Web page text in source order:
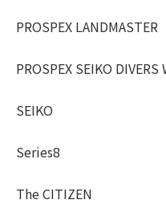
PROSPEX LANDMASTER
PROSPEX SEIKO DIVERS
SEIKO
Series8
The CITIZEN